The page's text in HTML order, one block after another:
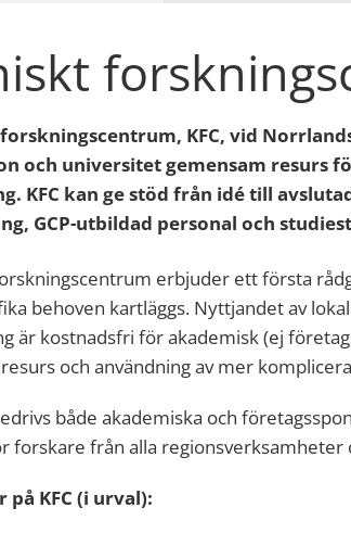
KFC, vid
och universitet gemensam resurs
KFC kan ge stöd från idé till
GCP-utbildad personal och
erbjuder ett första
behoven kartläggs. Nyttjandet av
är kostnadsfri för akademisk (ej
och användning av mer
både akademiska och
forskare från alla
på KFC (i urval):